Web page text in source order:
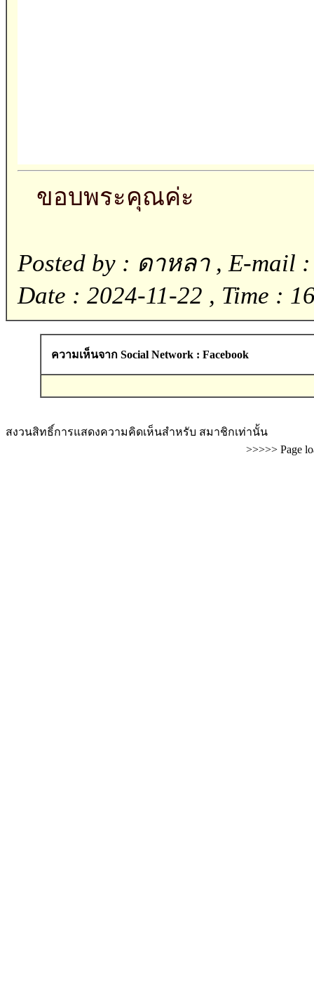
ขอบพระคุณค่ะ
Posted by : ดาหลา , E-mail
Date : 2024-11-22 , Time :
ความเห็นจาก Social Network : Facebook
สงวนสิทธิ์การแสดงความคิดเห็นสำหรับ สมาชิกเท่านั้น
>>>>> Page